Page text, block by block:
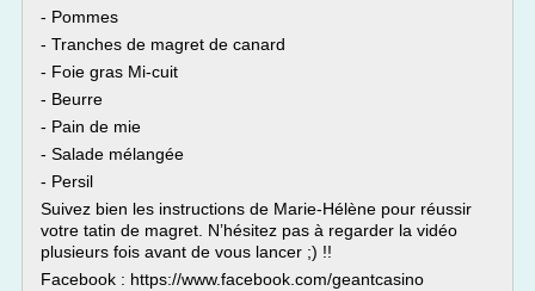
- Pommes
- Tranches de magret de canard
- Foie gras Mi-cuit
- Beurre
- Pain de mie
- Salade mélangée
- Persil
Suivez bien les instructions de Marie-Hélène pour réussir
votre tatin de magret. N’hésitez pas à regarder la vidéo
plusieurs fois avant de vous lancer ;) !!
Facebook : https://www.facebook.com/geantcasino